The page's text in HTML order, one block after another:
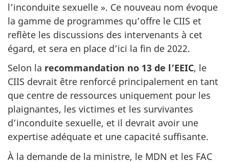
l’inconduite sexuelle ». Ce nouveau nom évoque
la gamme de programmes qu’offre le CIIS et
reflète les discussions des intervenants à cet
égard, et sera en place d’ici la fin de 2022.
Selon la recommandation no 13 de l’EEIC, le
CIIS devrait être renforcé principalement en tant
que centre de ressources uniquement pour les
plaignantes, les victimes et les survivantes
d’inconduite sexuelle, et il devrait avoir une
expertise adéquate et une capacité suffisante.
À la demande de la ministre, le MDN et les FAC